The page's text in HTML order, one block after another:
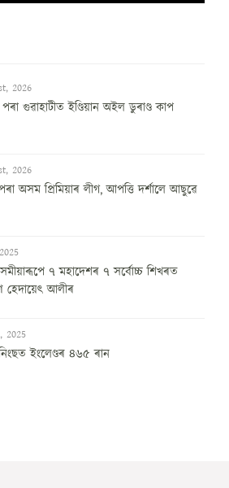
2026
গুৱাহাটীত ইণ্ডিয়ান অইল ডুৰাণ্ড কাপ
2026
অসম প্ৰিমিয়াৰ লীগ, আপত্তি দৰ্শালে আছুৱে
৭ মহাদেশৰ ৭ সৰ্বোচ্চ শিখৰত
আলীৰ
2025
ইংলেণ্ডৰ ৪৬৫ ৰান